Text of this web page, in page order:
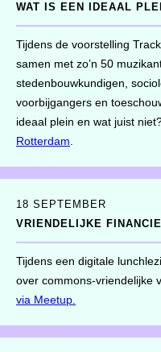
WAT IS EEN IDEAAL
Tijdens de voorstelling
samen met zo’n 50
stedenbouwkundigen,
voorbijgangers en
ideaal plein en wat juist
Rotterdam
18 SEPTEMBER
VRIENDELIJKE
Tijdens een digitale
over commons-vriendelijke
via Meetup.